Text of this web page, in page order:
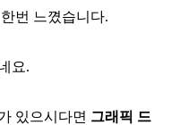
번 느꼈습니다.
요.
있으시다면 그래픽 드